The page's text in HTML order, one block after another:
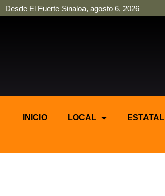
Desde El Fuerte Sinaloa, agosto 6, 2026
INICIO LOCAL ESTATAL